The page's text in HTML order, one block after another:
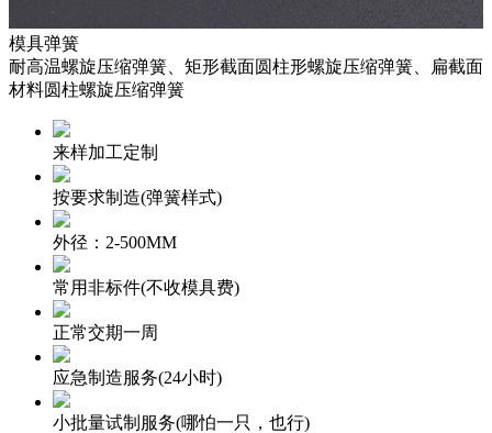
模具弹簧
耐高温螺旋压缩弹簧、矩形截面圆柱形螺旋压缩弹簧、扁截面
材料圆柱螺旋压缩弹簧
来样加工定制
按要求制造(弹簧样式)
外径：2-500MM
常用非标件(不收模具费)
正常交期一周
应急制造服务(24小时)
小批量试制服务(哪怕一只，也行)